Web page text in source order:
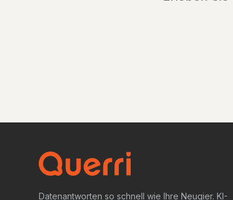
Datenantworten so schnell wie Ihre Neugier. KI-